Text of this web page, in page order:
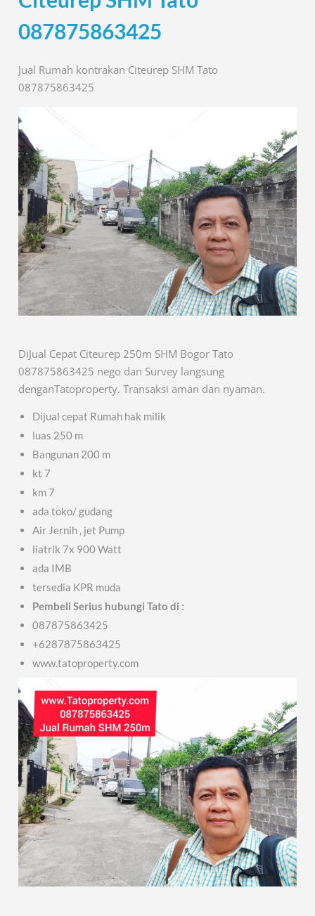
087875863425
Jual Rumah kontrakan Citeurep SHM Tato
087875863425
DiJual Cepat Citeurep 250m SHM Bogor Tato
087875863425 nego dan Survey langsung
denganTatoproperty. Transaksi aman dan nyaman.
Dijual cepat Rumah hak milik
luas 250 m
Bangunan 200 m
kt 7
km 7
ada toko/ gudang
Air Jernih , jet Pump
liatrik 7x 900 Watt
ada IMB
tersedia KPR muda
Pembeli Serius hubungi Tato di :
087875863425
+6287875863425
www.tatoproperty.com